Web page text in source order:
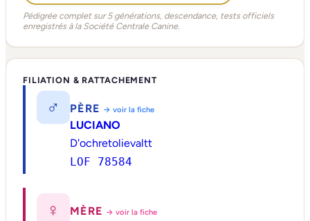
Pédigrée complet sur 5 générations, descendance, tests officiels
enregistrés à la Société Centrale Canine.
FILIATION & RATTACHEMENT
♂ PÈRE → voir la fiche
LUCIANO
D'ochretolievaltt
LOF 78584
♀ MÈRE → voir la fiche